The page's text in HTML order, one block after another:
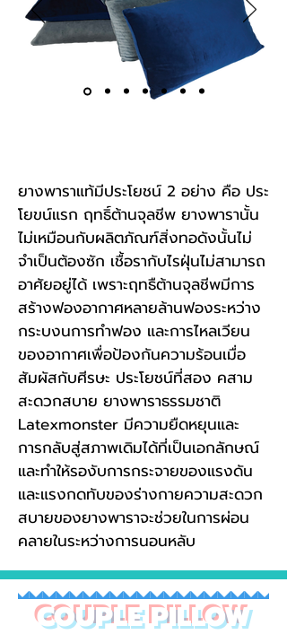
ยางพาราแท้มีประโยชน์ 2 อย่าง คือ ประ
โยขน์แรก ฤทธิ์ต้านจุลชีพ ยางพารานั้น
ไม่เหมือนกับผลิตภัณฑ์สิ่งทอดังนั้นไม่
จำเป็นต้องซัก เชื้อรากับไรฝุ่นไม่สามารถ
อาศัยอยู่ได้ เพราะฤทธืต้านจุลชีพมีการ
สร้างฟองอากาศหลายล้านฟองระหว่าง
กระบงนการทำฟอง และการไหลเวียน
ของอากาศเพื่อป้องกันความร้อนเมื่อ
สัมผัสกับศีรษะ ประโยชน์ที่สอง คสาม
สะดวกสบาย ยางพาราธรรมชาติ
Latexmonster มีความยืดหยุนและ
การกลับสู่สภาพเดิมได้ที่เป็นเอกลักษณ์
และทำให้รองับการกระจายของแรงดัน
และแรงกดทับของร่างกายความสะดวก
สบายของยางพาราจะช่วยในการผ่อน
คลายในระหว่างการนอนหลับ
COUPLE PILLOW